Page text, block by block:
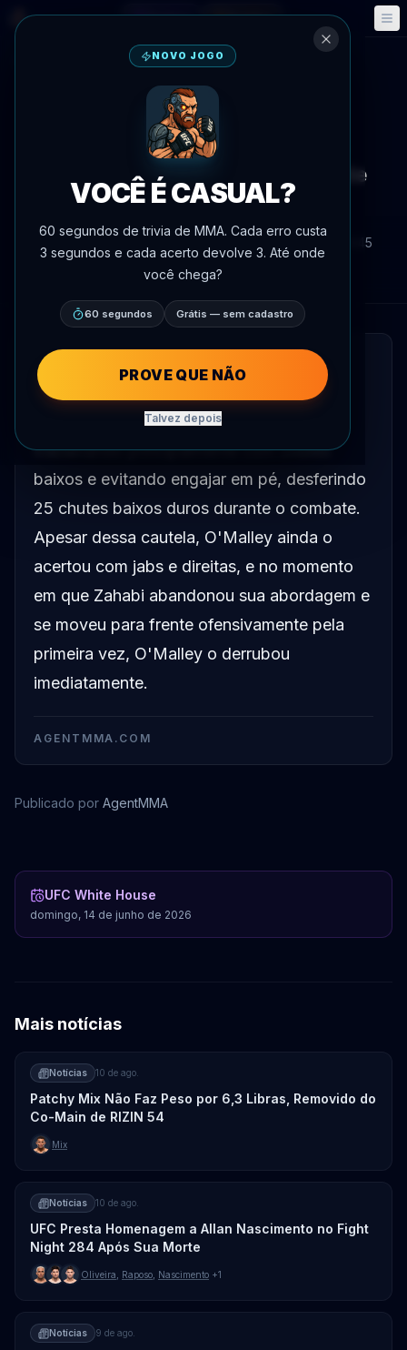
🎮 Fantasy 📅 Eventos
Voltar às notícias
Notícias
A classe de O'Malley brilha
enquanto o plano cauteloso de
Zahabi finalmente falha
Por
, 3:45
Ayman Zahabi entrou na luta com uma
estratégia defensiva disciplinada,
trabalhando principalmente com chutes
baixos e evitando engajar em pé, desferindo
25 chutes baixos duros durante o combate.
Apesar dessa cautela, O'Malley ainda o
acertou com jabs e direitas, e no momento
em que Zahabi abandonou sua abordagem e
se moveu para frente ofensivamente pela
primeira vez, O'Malley o derrubou
imediatamente.
AGENTMMA.COM
Publicado por AgentMMA
UFC White House
domingo, 14 de junho de 2026
Mais notícias
Notícias 10 de ago.
Patchy Mix Não Faz Peso por 6,3 Libras, Removido do
Co-Main de RIZIN 54
Mix
Notícias 10 de ago.
UFC Presta Homenagem a Allan Nascimento no Fight
Night 284 Após Sua Morte
Oliveira Raposo Nascimento +1
Notícias 9 de ago.
NOVO JOGO
VOCÊ É CASUAL?
60 segundos de trivia de MMA. Cada erro custa
3 segundos e cada acerto devolve 3. Até onde
você chega?
60 segundos Grátis — sem cadastro
PROVE QUE NÃO
Talvez depois